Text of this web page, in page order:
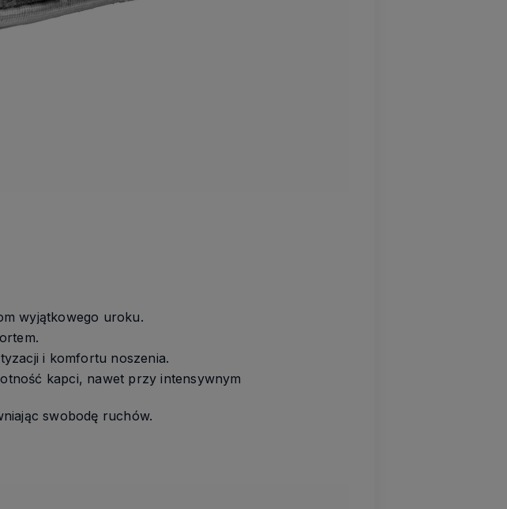
wyjątkowego uroku.
i komfortu noszenia.
kapci, nawet przy intensywnym
swobodę ruchów.